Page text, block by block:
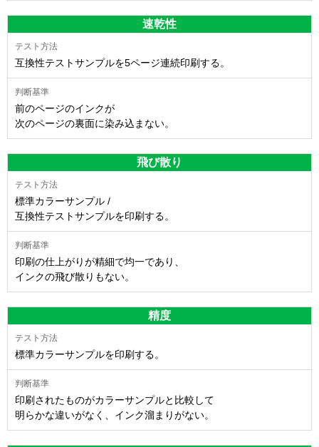
速乾性
互換性テストサンプルを5ページ連続印刷する。
前のページのインクが
次のページの裏面に染み込まない。
飛び散り
標準カラーサンプル /
互換性テストサンプルを印刷する。
印刷の仕上がりが精細で均一であり、
インクの飛び散りもない。
精度
標準カラーサンプルを印刷する。
印刷されたものがカラーサンプルと比較して
明らかな違いがなく、インク溜まりがない。